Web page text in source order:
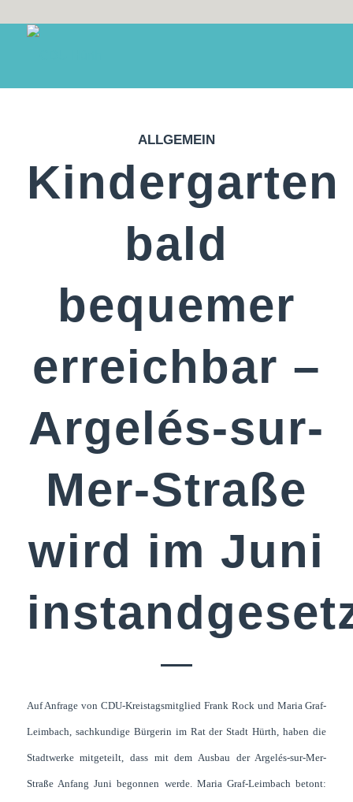
ALLGEMEIN
Kindergarten
bald
bequemer
erreichbar –
Argelés-sur-
Mer-Straße
wird im Juni
Auf Anfrage von CDU-Kreistagsmitglied Frank Rock und Maria Graf-
Leimbach, sachkundige Bürgerin im Rat der Stadt Hürth, haben die
Stadtwerke mitgeteilt, dass mit dem Ausbau der Argelés-sur-Mer-
Straße Anfang Juni begonnen werde. Maria Graf-Leimbach betont: